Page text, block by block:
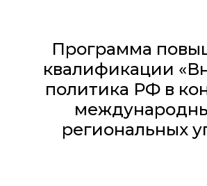
Программа
квалификации
политика РФ в
региональных